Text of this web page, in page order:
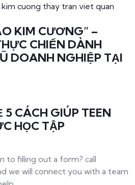
KIM CƯƠNG” –
CHIẾN DÀNH
DOANH NGHIỆP TẠI
5 CÁCH GIÚP TEEN
HỌC TẬP
to filling out a form? call
we will connect you with a team